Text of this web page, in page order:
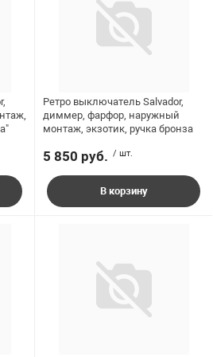
Ретро выключатель Salvador,
диммер, фарфор, наружный
монтаж, экзотик, ручка бронза
5 850 руб. / шт.
В корзину